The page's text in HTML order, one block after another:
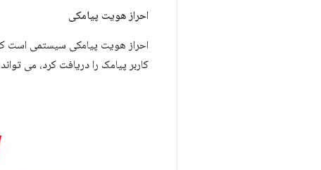
احراز هویت پیامکی
احراز هویت پیامکی سیستمی است
کاربر پیامک را دریافت کرد، می